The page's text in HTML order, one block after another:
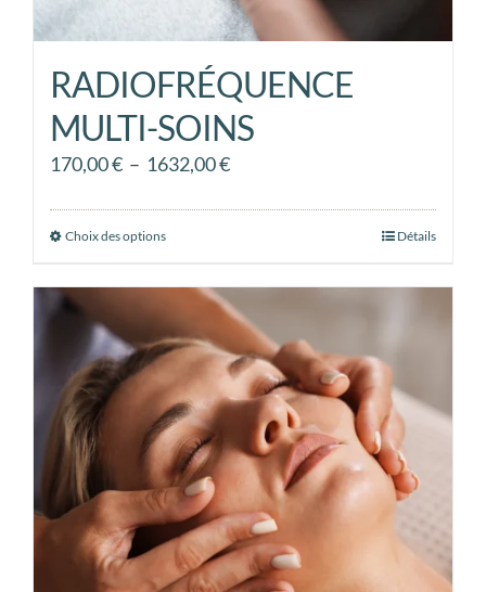
RADIOFRÉQUENCE
MULTI-SOINS
170,00€ – 1632,00€Plage
prix :
1632,00 €
Choix des optionsCe
a
plusieurs
variations.
Les
options
peuvent
être
choisies
sur
la
page
Détails